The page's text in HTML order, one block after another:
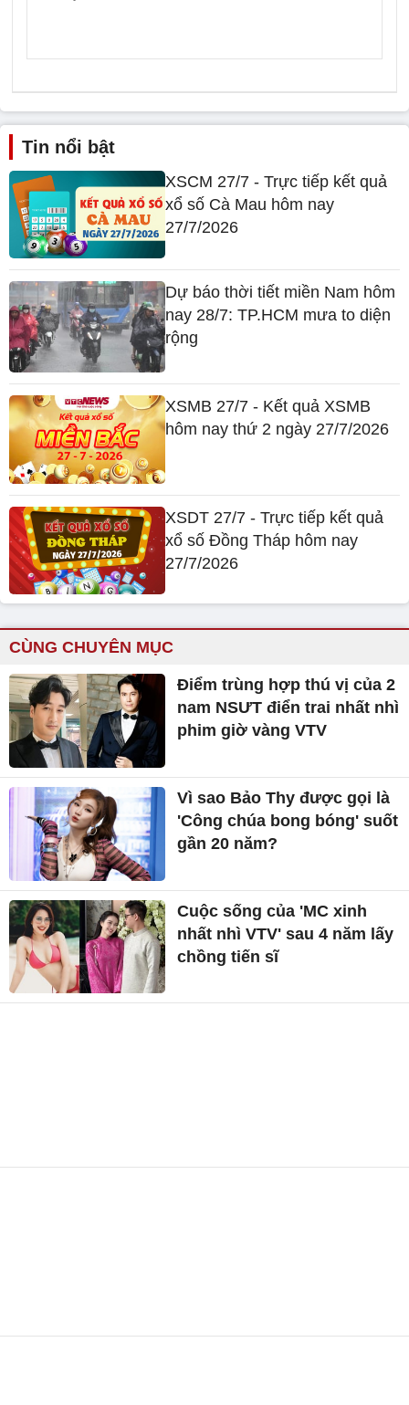
Tin nổi bật
XSCM 27/7 - Trực tiếp kết quả
xổ số Cà Mau hôm nay
27/7/2026
Dự báo thời tiết miền Nam hôm
nay 28/7: TP.HCM mưa to diện
rộng
XSMB 27/7 - Kết quả XSMB
hôm nay thứ 2 ngày 27/7/2026
XSDT 27/7 - Trực tiếp kết quả
xổ số Đồng Tháp hôm nay
27/7/2026
CÙNG CHUYÊN MỤC
Điểm trùng hợp thú vị của 2
nam NSƯT điển trai nhất nhì
phim giờ vàng VTV
Vì sao Bảo Thy được gọi là
'Công chúa bong bóng' suốt
gần 20 năm?
Cuộc sống của 'MC xinh
nhất nhì VTV' sau 4 năm lấy
chồng tiến sĩ